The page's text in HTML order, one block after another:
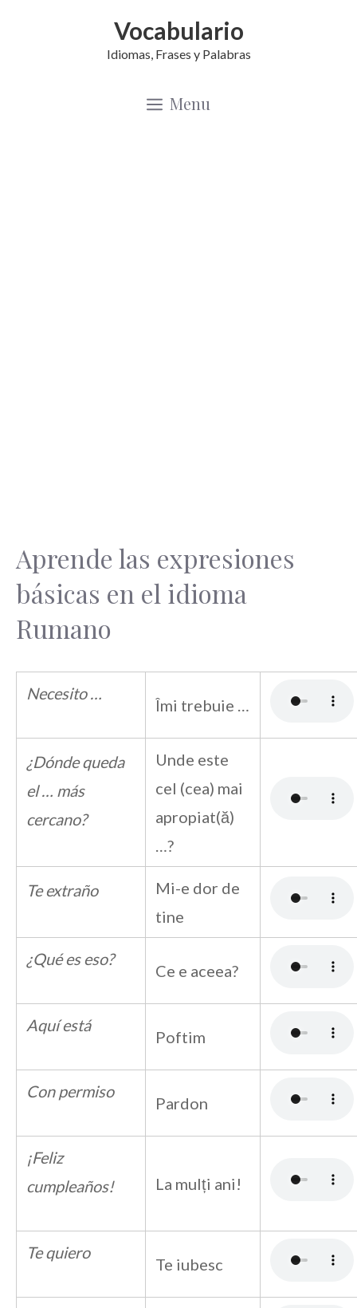
Vocabulario
Idiomas, Frases y Palabras
Menu
Aprende las expresiones
básicas en el idioma
Rumano
Necesito …
Îmi trebuie …
¿Dónde queda
el … más
cercano?
Unde este
cel (cea) mai
apropiat(ă)
…?
Te extraño
Mi-e dor de
tine
¿Qué es eso?
Ce e aceea?
Aquí está
Poftim
Con permiso
Pardon
¡Feliz
cumpleaños!
La mulți ani!
Te quiero
Te iubesc